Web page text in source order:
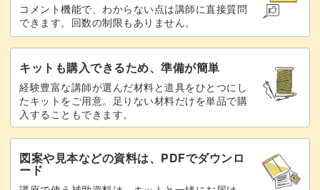
でしょう。
パンチニードルを刺していると、つい時間を忘れて夢中に
なってしまいます。
新たな技法を学ぶと、より楽しみも広がるでしょう。
この講座を通して、パンチニードルの世界にどっぷり浸っ
コメント機能で、わからない点は講師に直接質問
できます。回数の制限もありません。
キットも購入できるため、準備が簡単
経験豊富な講師が選んだ材料と道具をひとつにし
たキットをご用意。足りない材料だけを単品で購
入することもできます。
図案や見本などの資料は、PDFでダウンロ
ード